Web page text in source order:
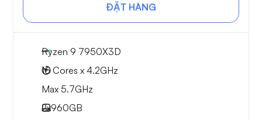
ĐẶT HÀNG
Ryzen 9 7950X3D
16 Cores x 4.2GHz
Max 5.7GHz
2x960GB